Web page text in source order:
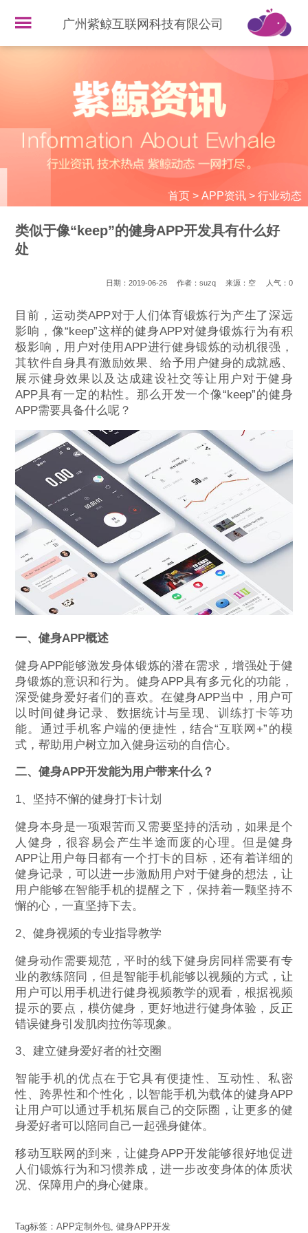
广州紫鲸互联网科技有限公司
首页> APP资讯> 行业动态
类似于像“keep”的健身APP开发具有什么好
处
日期：2019-06-26 作者：suzq 来源：空 人气： 0
目前，运动类APP对于人们体育锻炼行为产生了深远
影响，像“keep”这样的健身APP对健身锻炼行为有积
极影响，用户对使用APP进行健身锻炼的动机很强，
其软件自身具有激励效果、给予用户健身的成就感、
展示健身效果以及达成建设社交等让用户对于健身
APP具有一定的粘性。那么开发一个像“keep”的健身
APP需要具备什么呢？
一、健身APP概述
健身APP能够激发身体锻炼的潜在需求，增强处于健
身锻炼的意识和行为。健身APP具有多元化的功能，
深受健身爱好者们的喜欢。在健身APP当中，用户可
以时间健身记录、数据统计与呈现、训练打卡等功
能。通过手机客户端的便捷性，结合“互联网+”的模
式，帮助用户树立加入健身运动的自信心。
二、健身APP开发能为用户带来什么？
1、坚持不懈的健身打卡计划
健身本身是一项艰苦而又需要坚持的活动，如果是个
人健身，很容易会产生半途而废的心理。但是健身
APP让用户每日都有一个打卡的目标，还有着详细的
健身记录，可以进一步激励用户对于健身的想法，让
用户能够在智能手机的提醒之下，保持着一颗坚持不
懈的心，一直坚持下去。
2、健身视频的专业指导教学
健身动作需要规范，平时的线下健身房同样需要有专
业的教练陪同，但是智能手机能够以视频的方式，让
用户可以用手机进行健身视频教学的观看，根据视频
提示的要点，模仿健身，更好地进行健身体验，反正
错误健身引发肌肉拉伤等现象。
3、建立健身爱好者的社交圈
智能手机的优点在于它具有便捷性、互动性、私密
性、跨界性和个性化，以智能手机为载体的健身APP
让用户可以通过手机拓展自己的交际圈，让更多的健
身爱好者可以陪同自己一起强身健体。
移动互联网的到来，让健身APP开发能够很好地促进
人们锻炼行为和习惯养成，进一步改变身体的体质状
况、保障用户的身心健康。
Tag标签：APP定制外包,健身APP开发